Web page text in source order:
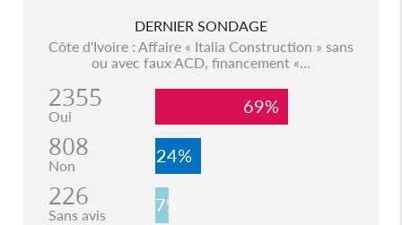
DERNIER SONDAGE
Côte d'Ivoire : Affaire « Italia Construction » sans
ou avec faux ACD, financement «...
2355
Oui 69%
808
Non 24%
226
Sans avis 7%